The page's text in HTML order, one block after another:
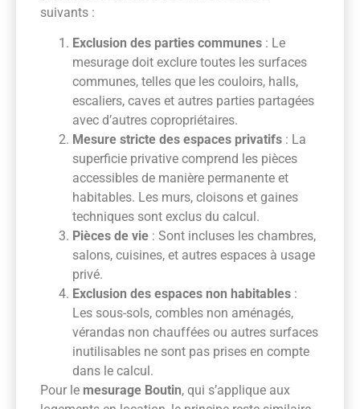
suivants :
Exclusion des parties communes : Le
mesurage doit exclure toutes les surfaces
communes, telles que les couloirs, halls,
escaliers, caves et autres parties partagées
avec d’autres copropriétaires.
Mesure stricte des espaces privatifs : La
superficie privative comprend les pièces
accessibles de manière permanente et
habitables. Les murs, cloisons et gaines
techniques sont exclus du calcul.
Pièces de vie : Sont incluses les chambres,
salons, cuisines, et autres espaces à usage
privé.
Exclusion des espaces non habitables :
Les sous-sols, combles non aménagés,
vérandas non chauffées ou autres surfaces
inutilisables ne sont pas prises en compte
dans le calcul.
Pour le mesurage Boutin, qui s’applique aux